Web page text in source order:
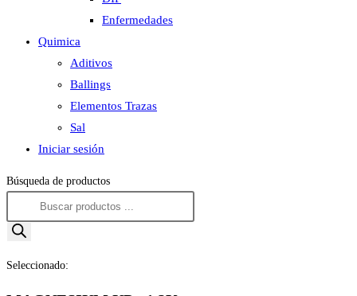
Enfermedades
Quimica
Aditivos
Ballings
Elementos Trazas
Sal
Iniciar sesión
Búsqueda de productos
Seleccionado: